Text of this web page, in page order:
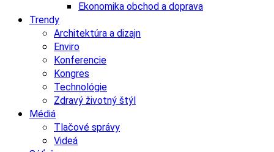
Ekonomika obchod a doprava
Trendy
Architektúra a dizajn
Enviro
Konferencie
Kongres
Technológie
Zdravý životný štýl
Médiá
Tlačové správy
Videá